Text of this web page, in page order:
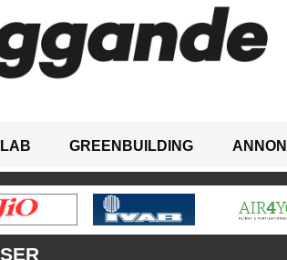
GREENBUILDING